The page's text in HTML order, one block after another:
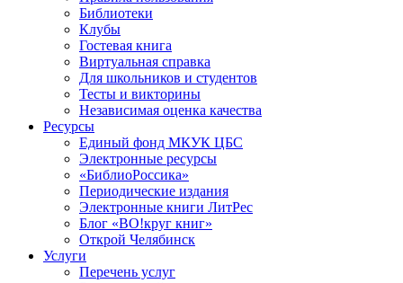
Библиотеки
Клубы
Гостевая книга
Виртуальная справка
Для школьников и студентов
Тесты и викторины
Независимая оценка качества
Ресурсы
Единый фонд МКУК ЦБС
Электронные ресурсы
«БиблиоРоссика»
Периодические издания
Электронные книги ЛитРес
Блог «ВО!круг книг»
Открой Челябинск
Услуги
Перечень услуг